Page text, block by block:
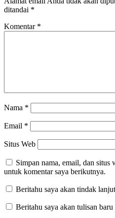
ditandai *
Komentar *
Nama *
Email *
Situs Web
Simpan nama, email, dan situs
untuk komentar saya berikutnya.
Beritahu saya akan tindak
Beritahu saya akan tulisan